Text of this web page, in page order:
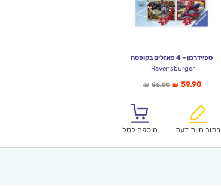
ספיידרמן – 4 פאזלים בקופסה
Ravensburger
₪ 86.00המחיר
₪86.00.
₪ 59.90
הוא:
כתוב חוות דעת
הוספה לסל